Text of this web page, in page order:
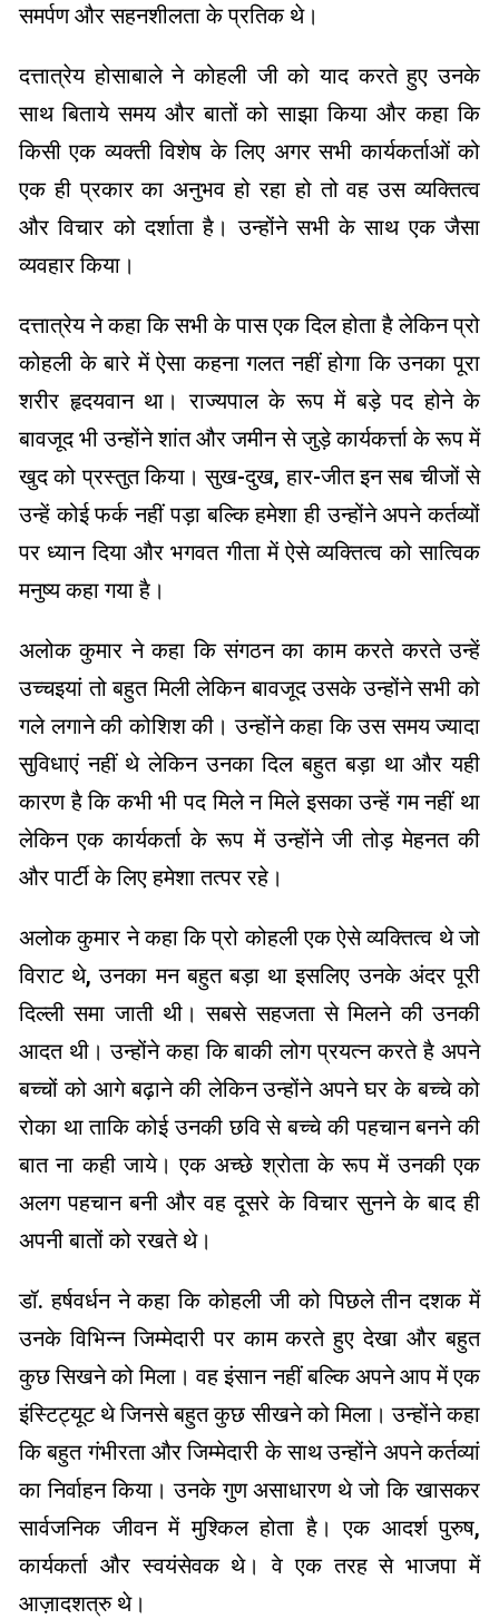
समर्पण और सहनशीलता के प्रतिक थे।
दत्तात्रेय होसाबाले ने कोहली जी को याद करते हुए उनके
साथ बिताये समय और बातों को साझा किया और कहा कि
किसी एक व्यक्ती विशेष के लिए अगर सभी कार्यकर्ताओं को
एक ही प्रकार का अनुभव हो रहा हो तो वह उस व्यक्तित्व
और विचार को दर्शाता है। उन्होंने सभी के साथ एक जैसा
व्यवहार किया।
दत्तात्रेय ने कहा कि सभी के पास एक दिल होता है लेकिन प्रो
कोहली के बारे में ऐसा कहना गलत नहीं होगा कि उनका पूरा
शरीर हृदयवान था। राज्यपाल के रूप में बड़े पद होने के
बावजूद भी उन्होंने शांत और जमीन से जुड़े कार्यकर्त्ता के रूप में
खुद को प्रस्तुत किया। सुख-दुख, हार-जीत इन सब चीजों से
उन्हें कोई फर्क नहीं पड़ा बल्कि हमेशा ही उन्होंने अपने कर्तव्यों
पर ध्यान दिया और भगवत गीता में ऐसे व्यक्तित्व को सात्विक
मनुष्य कहा गया है।
अलोक कुमार ने कहा कि संगठन का काम करते करते उन्हें
उच्चइयां तो बहुत मिली लेकिन बावजूद उसके उन्होंने सभी को
गले लगाने की कोशिश की। उन्होंने कहा कि उस समय ज्यादा
सुविधाएं नहीं थे लेकिन उनका दिल बहुत बड़ा था और यही
कारण है कि कभी भी पद मिले न मिले इसका उन्हें गम नहीं था
लेकिन एक कार्यकर्ता के रूप में उन्होंने जी तोड़ मेहनत की
और पार्टी के लिए हमेशा तत्पर रहे।
अलोक कुमार ने कहा कि प्रो कोहली एक ऐसे व्यक्तित्व थे जो
विराट थे, उनका मन बहुत बड़ा था इसलिए उनके अंदर पूरी
दिल्ली समा जाती थी। सबसे सहजता से मिलने की उनकी
आदत थी। उन्होंने कहा कि बाकी लोग प्रयत्न करते है अपने
बच्चों को आगे बढ़ाने की लेकिन उन्होंने अपने घर के बच्चे को
रोका था ताकि कोई उनकी छवि से बच्चे की पहचान बनने की
बात ना कही जाये। एक अच्छे श्रोता के रूप में उनकी एक
अलग पहचान बनी और वह दूसरे के विचार सुनने के बाद ही
अपनी बातों को रखते थे।
डॉ. हर्षवर्धन ने कहा कि कोहली जी को पिछले तीन दशक में
उनके विभिन्न जिम्मेदारी पर काम करते हुए देखा और बहुत
कुछ सिखने को मिला। वह इंसान नहीं बल्कि अपने आप में एक
इंस्टिट्यूट थे जिनसे बहुत कुछ सीखने को मिला। उन्होंने कहा
कि बहुत गंभीरता और जिम्मेदारी के साथ उन्होंने अपने कर्तव्यां
का निर्वाहन किया। उनके गुण असाधारण थे जो कि खासकर
सार्वजनिक जीवन में मुश्किल होता है। एक आदर्श पुरुष,
कार्यकर्ता और स्वयंसेवक थे। वे एक तरह से भाजपा में
आज़ादशत्रु थे।